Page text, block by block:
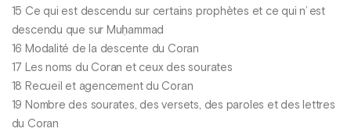
15 Ce qui est descendu sur certains prophètes et ce qui n’ est
descendu que sur Muḥammad
16 Modalité de la descente du Coran
17 Les noms du Coran et ceux des sourates
18 Recueil et agencement du Coran
19 Nombre des sourates, des versets, des paroles et des lettres
du Coran